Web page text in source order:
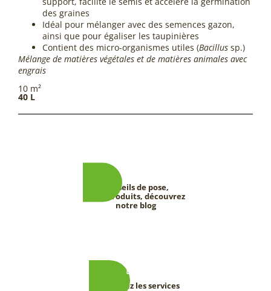
des graines
Idéal pour mélanger avec des semences gazon,
ainsi que pour égaliser les taupinières
Contient des micro-organismes utiles (Bacillus sp.)
Mélange de matières végétales et de matières animales avec
engrais
10 m²
40 L
Conseils de pose,
tests produits, découvrez
notre blog
Découvrez les services